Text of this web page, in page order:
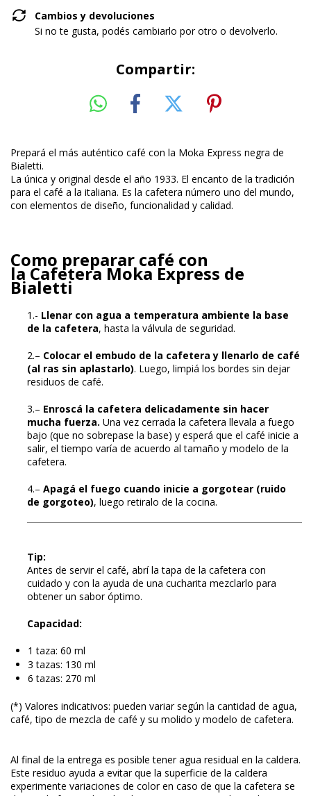
Cambios y devoluciones
Si no te gusta, podés cambiarlo por otro o devolverlo.
Compartir:
Prepará el más auténtico café con la Moka Express negra de
Bialetti.
La única y original desde el año 1933. El encanto de la tradición
para el café a la italiana. Es la cafetera número uno del mundo,
con elementos de diseño, funcionalidad y calidad.
Como preparar café con
la Cafetera Moka Express de
Bialetti
1.- Llenar con agua a temperatura ambiente la base
de la cafetera, hasta la válvula de seguridad.
2.– Colocar el embudo de la cafetera y llenarlo de café
(al ras sin aplastarlo). Luego, limpiá los bordes sin dejar
residuos de café.
3.– Enroscá la cafetera delicadamente sin hacer
mucha fuerza. Una vez cerrada la cafetera llevala a fuego
bajo (que no sobrepase la base) y esperá que el café inicie a
salir, el tiempo varía de acuerdo al tamaño y modelo de la
cafetera.
4.– Apagá el fuego cuando inicie a gorgotear (ruido
de gorgoteo), luego retiralo de la cocina.
Tip:
Antes de servir el café, abrí la tapa de la cafetera con
cuidado y con la ayuda de una cucharita mezclarlo para
obtener un sabor óptimo.
Capacidad:
1 taza: 60 ml
3 tazas: 130 ml
6 tazas: 270 ml
(*) Valores indicativos: pueden variar según la cantidad de agua,
café, tipo de mezcla de café y su molido y modelo de cafetera.
Al final de la entrega es posible tener agua residual en la caldera.
Este residuo ayuda a evitar que la superficie de la caldera
experimente variaciones de color en caso de que la cafetera se